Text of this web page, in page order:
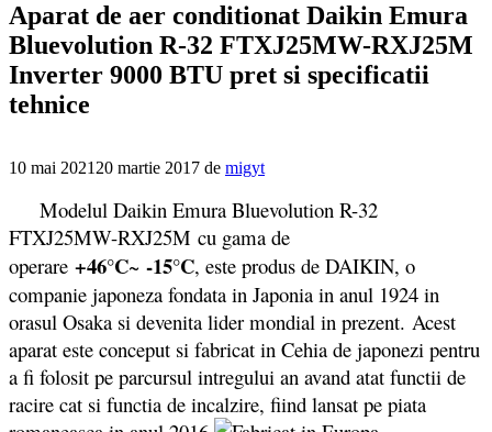
Aparat de aer conditionat Daikin Emura
Bluevolution R-32 FTXJ25MW-RXJ25M
Inverter 9000 BTU pret si specificatii
tehnice
10 mai 202120 martie 2017 de migyt
Modelul Daikin Emura Bluevolution R-32
FTXJ25MW-RXJ25M cu gama de
operare +46°C~ -15°C, este produs de DAIKIN, o
companie japoneza fondata in Japonia in anul 1924 in
orasul Osaka si devenita lider mondial in prezent. Acest
aparat este conceput si fabricat in Cehia de japonezi pentru
a fi folosit pe parcursul intregului an avand atat functii de
racire cat si functia de incalzire, fiind lansat pe piata